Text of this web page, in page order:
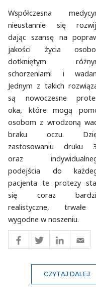
Współczesna
nieustannie się
dając szansę na
jakości życia
dotkniętym
schorzeniami i
Jednym z takich
są nowoczesne
oka, które mogą
osobom z wrodzoną
braku oczu.
zastosowaniu druku
oraz
podejścia do
pacjenta te protezy
się coraz
realistyczne,
wygodne w noszeniu.
CZYTAJ DALEJ